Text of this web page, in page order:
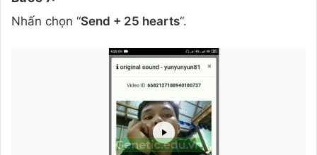
Nhấn chọn “Send + 25 hearts“.